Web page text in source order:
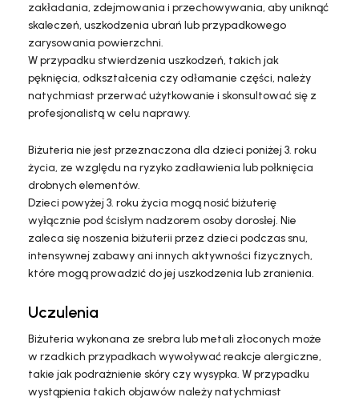
zakładania, zdejmowania i przechowywania, aby uniknąć
skaleczeń, uszkodzenia ubrań lub przypadkowego
zarysowania powierzchni.
W przypadku stwierdzenia uszkodzeń, takich jak
pęknięcia, odkształcenia czy odłamanie części, należy
natychmiast przerwać użytkowanie i skonsultować się z
profesjonalistą w celu naprawy.
Biżuteria nie jest przeznaczona dla dzieci poniżej 3. roku
życia, ze względu na ryzyko zadławienia lub połknięcia
drobnych elementów.
Dzieci powyżej 3. roku życia mogą nosić biżuterię
wyłącznie pod ścisłym nadzorem osoby dorosłej. Nie
zaleca się noszenia biżuterii przez dzieci podczas snu,
intensywnej zabawy ani innych aktywności fizycznych,
które mogą prowadzić do jej uszkodzenia lub zranienia.
Uczulenia
Biżuteria wykonana ze srebra lub metali złoconych może
w rzadkich przypadkach wywoływać reakcje alergiczne,
takie jak podrażnienie skóry czy wysypka. W przypadku
wystąpienia takich objawów należy natychmiast